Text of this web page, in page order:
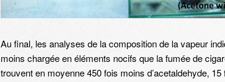
Au final, les analyses de la composition de la vapeur
moins chargée en éléments nocifs que la fumée de
trouvent en moyenne 450 fois moins d’acetaldehyde,